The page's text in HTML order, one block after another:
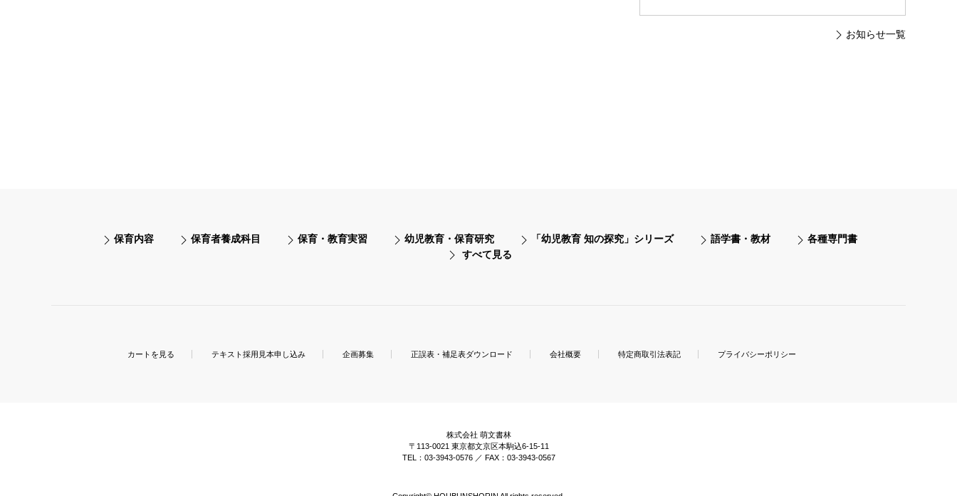
お知らせ一覧
保育内容 保育者養成科目 保育・教育実習 幼児教育・保育研究 「幼児教育 知の探究」シリーズ 語学書・教材
各種専門書
すべて見る
カートを見る テキスト採用見本申し込み 企画募集 正誤表・補足表ダウンロード 会社概要 特定商取引法表記 プライバシーポリシー
株式会社 萌文書林
〒113-0021 東京都文京区本駒込6-15-11
TEL：03-3943-0576 ／ FAX：03-3943-0567